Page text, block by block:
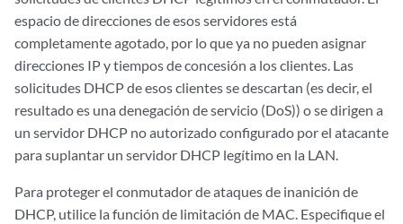
espacio de direcciones de esos servidores está
completamente agotado, por lo que ya no pueden asignar
direcciones IP y tiempos de concesión a los clientes. Las
solicitudes DHCP de esos clientes se descartan (es decir, el
resultado es una denegación de servicio (DoS)) o se dirigen a
un servidor DHCP no autorizado configurado por el atacante
para suplantar un servidor DHCP legítimo en la LAN.
Para proteger el conmutador de ataques de inanición de
DHCP, utilice la función de limitación de MAC. Especifique el